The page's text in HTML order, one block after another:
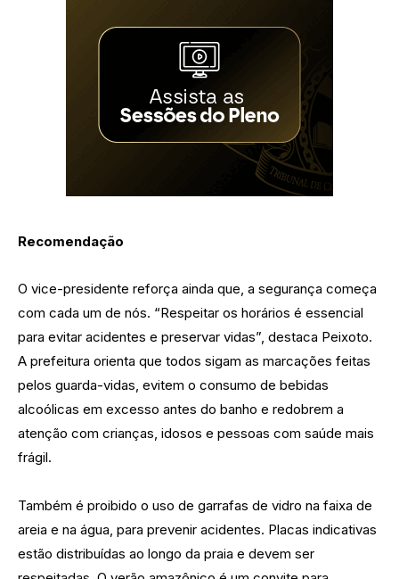
Recomendação
O vice-presidente reforça ainda que, a segurança começa
com cada um de nós. “Respeitar os horários é essencial
para evitar acidentes e preservar vidas”, destaca Peixoto.
A prefeitura orienta que todos sigam as marcações feitas
pelos guarda-vidas, evitem o consumo de bebidas
alcoólicas em excesso antes do banho e redobrem a
atenção com crianças, idosos e pessoas com saúde mais
frágil.
Também é proibido o uso de garrafas de vidro na faixa de
areia e na água, para prevenir acidentes. Placas indicativas
estão distribuídas ao longo da praia e devem ser